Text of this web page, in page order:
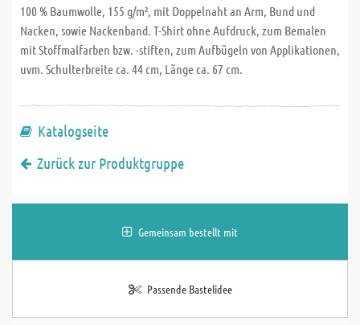
100 % Baumwolle, 155 g/m², mit Doppelnaht an Arm, Bund und
Nacken, sowie Nackenband. T-Shirt ohne Aufdruck, zum Bemalen
mit Stoffmalfarben bzw. -stiften, zum Aufbügeln von Applikationen,
uvm. Schulterbreite ca. 44 cm, Länge ca. 67 cm.
Katalogseite
Zurück zur Produktgruppe
Gemeinsam bestellt mit
Passende Bastelidee